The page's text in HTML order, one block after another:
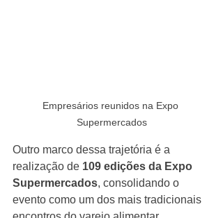
Empresários reunidos na Expo
Supermercados
Outro marco dessa trajetória é a
realização de 109 edições da Expo
Supermercados, consolidando o
evento como um dos mais tradicionais